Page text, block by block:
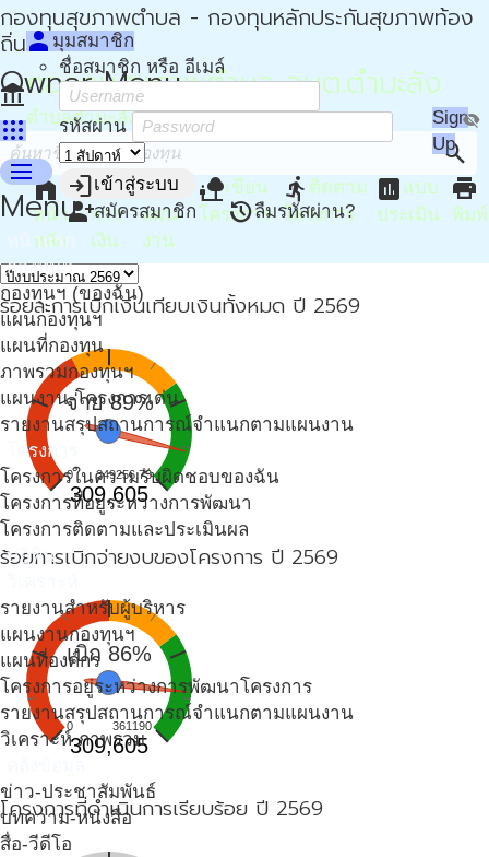
กองทุนสุขภาพตำบล - กองทุนหลักประกันสุขภาพท้อง
ถิ่น - กปท
Owner Menu
apps
person มุมสมาชิก
ชื่อสมาชิก หรือ อีเมล์
รหัสผ่าน visibility_off
loginเข้าสู่ระบบ
person_addสมัครสมาชิก restoreลืมรหัสผ่าน?
Sign
Up
menu
Menu
หน้าแรก
กองทุนฯ
กองทุนฯ (ของฉัน)
แผนกองทุนฯ
แผนที่กองทุน
ภาพรวมกองทุนฯ
แผนงาน-โครงการเด่น
รายงานสรุปสถานการณ์จำแนกตามแผนงาน
โครงการ
โครงการในความรับผิดชอบของฉัน
โครงการที่อยู่ระหว่างการพัฒนา
โครงการติดตามและประเมินผล
ปฎิทิน
รายงานสำหรับผู้บริหาร
แผนงานกองทุนฯ
แผนที่องค์กร
โครงการอยู่ระหว่างการพัฒนาโครงการ
รายงานสรุปสถานการณ์จำแนกตามแผนงาน
วิเคราะห์ ภาพรวม
ข่าว-ประชาสัมพันธ์
บทความ-หนังสือ
สื่อ-วีดีโอ
account_balanceกองทุนสุขภาพตำบล อบต.ตำมะลัง
ตำบลตำมะลัง อำเภอเมืองสตูล จังหวัดสตูล
search
home
หน้า
หลัก
attach_money
การ
เงิน
device_hub
แผน
งาน
nature_peopleเขียน
โครงการ
directions_run ติดตาม
โครงการ
assessment แบบ
ประเมิน
print
พิมพ์
ร้อยละการเบิกเงินเทียบเงินทั้งหมด ปี 2569
จ่าย 89%
0 349256.73
309,605
ร้อยการเบิกจ่ายงบของโครงการ ปี 2569
เบิก 86%
0 361190
309,605
โครงการที่ดำเนินการเรียบร้อย ปี 2569